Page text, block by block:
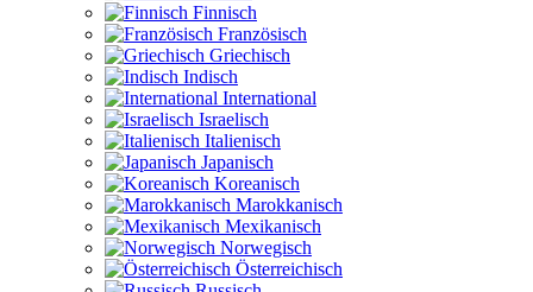
Finnisch
Französisch
Griechisch
Indisch
International
Israelisch
Italienisch
Japanisch
Koreanisch
Marokkanisch
Mexikanisch
Norwegisch
Österreichisch